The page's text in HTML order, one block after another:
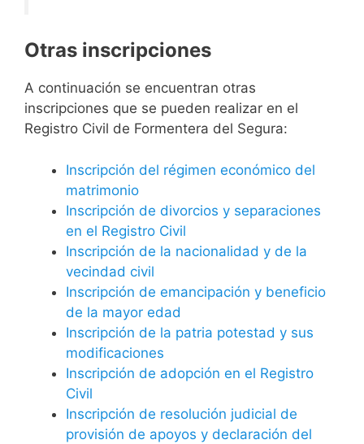
Otras inscripciones
A continuación se encuentran otras
inscripciones que se pueden realizar en el
Registro Civil de Formentera del Segura:
Inscripción del régimen económico del
matrimonio
Inscripción de divorcios y separaciones
en el Registro Civil
Inscripción de la nacionalidad y de la
vecindad civil
Inscripción de emancipación y beneficio
de la mayor edad
Inscripción de la patria potestad y sus
modificaciones
Inscripción de adopción en el Registro
Civil
Inscripción de resolución judicial de
provisión de apoyos y declaración del